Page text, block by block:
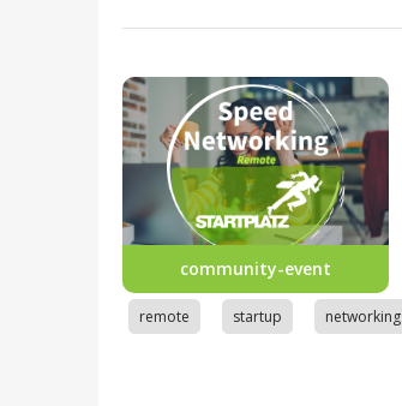
community-event
remote startup networking